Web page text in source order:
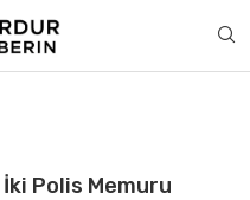
Polis Memuru